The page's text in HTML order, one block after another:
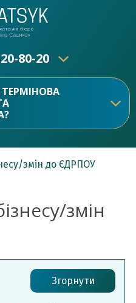
80-20
80-20
змін до ЄДРПОУ
змін
Згорнути